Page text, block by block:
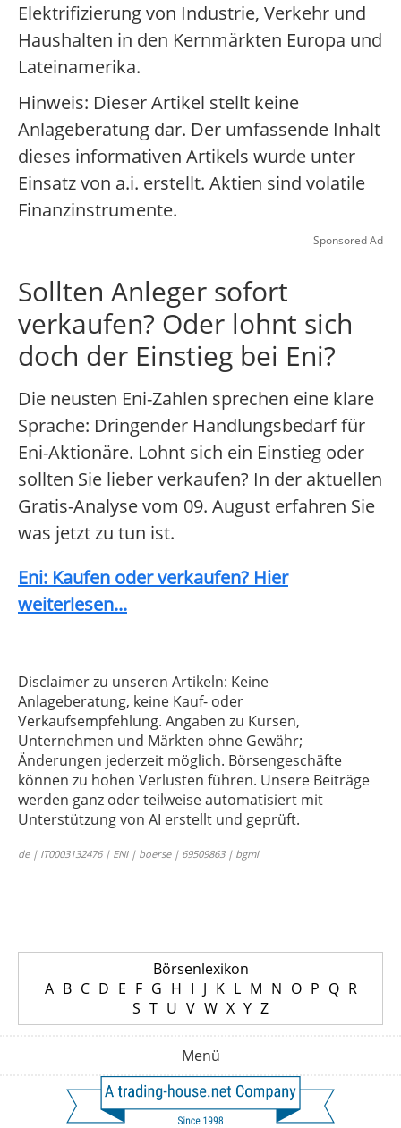
Elektrifizierung von Industrie, Verkehr und
Haushalten in den Kernmärkten Europa und
Lateinamerika.
Hinweis: Dieser Artikel stellt keine
Anlageberatung dar. Der umfassende Inhalt
dieses informativen Artikels wurde unter
Einsatz von a.i. erstellt. Aktien sind volatile
Finanzinstrumente.
Sponsored Ad
Sollten Anleger sofort
verkaufen? Oder lohnt sich
doch der Einstieg bei Eni?
Die neusten Eni-Zahlen sprechen eine klare
Sprache: Dringender Handlungsbedarf für
Eni-Aktionäre. Lohnt sich ein Einstieg oder
sollten Sie lieber verkaufen? In der aktuellen
Gratis-Analyse vom 09. August erfahren Sie
was jetzt zu tun ist.
Eni: Kaufen oder verkaufen? Hier
weiterlesen...
Disclaimer zu unseren Artikeln: Keine
Anlageberatung, keine Kauf- oder
Verkaufsempfehlung. Angaben zu Kursen,
Unternehmen und Märkten ohne Gewähr;
Änderungen jederzeit möglich. Börsengeschäfte
können zu hohen Verlusten führen. Unsere Beiträge
werden ganz oder teilweise automatisiert mit
Unterstützung von AI erstellt und geprüft.
de | IT0003132476 | ENI | boerse | 69509863 | bgmi
Börsenlexikon
A B C D E F G H I J K L M N O P Q R
S T U V W X Y Z
Menü